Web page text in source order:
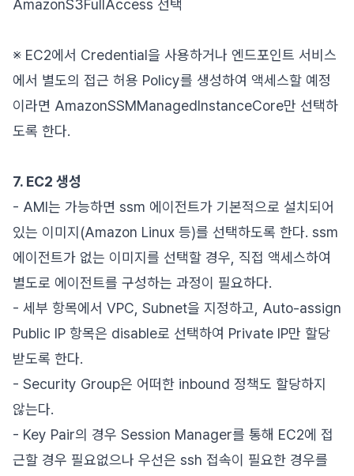
AmazonS3FullAccess 선택
※ EC2에서 Credential을 사용하거나 엔드포인트 서비스
에서 별도의 접근 허용 Policy를 생성하여 액세스할 예정
이라면 AmazonSSMManagedInstanceCore만 선택하
도록 한다.
7. EC2 생성
- AMI는 가능하면 ssm 에이전트가 기본적으로 설치되어
있는 이미지(Amazon Linux 등)를 선택하도록 한다. ssm
에이전트가 없는 이미지를 선택할 경우, 직접 액세스하여
별도로 에이전트를 구성하는 과정이 필요하다.
- 세부 항목에서 VPC, Subnet을 지정하고, Auto-assign
Public IP 항목은 disable로 선택하여 Private IP만 할당
받도록 한다.
- Security Group은 어떠한 inbound 정책도 할당하지
않는다.
- Key Pair의 경우 Session Manager를 통해 EC2에 접
근할 경우 필요없으나 우선은 ssh 접속이 필요한 경우를